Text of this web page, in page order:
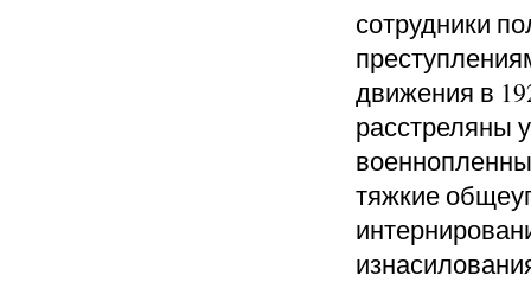
сотрудники
движения в
расстреляны
тяжкие